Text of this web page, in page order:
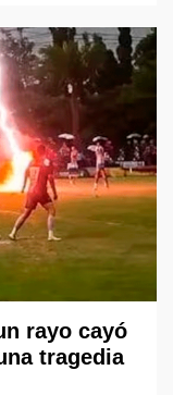
rayo cayó
tragedia